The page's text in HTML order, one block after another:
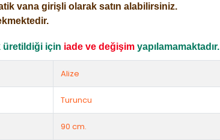
vana girişli olarak satın alabilirsiniz.
üretildiği için iade ve değişim yapılamamaktadır.
Alize
Turuncu
90 cm.